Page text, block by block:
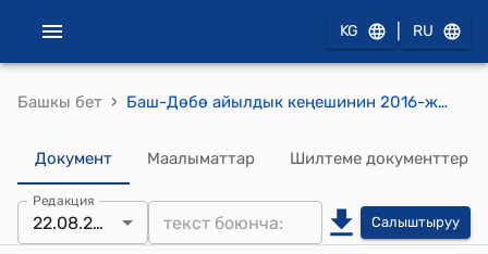
KG RU
Башкы бет › Баш-Дөбө айылдык кеңешинин 2016-жылдын 22-августундагы № 21/4 "Кыргыз Республикасынын Өкмөтүнө караштуу мамлекеттик каттоо департаментнин алдындагы калкты жана жарандарды каттоо кызматы менен Баш-Дөбө айыл өкмөтүнүн ортосунда түзүлгөн келишимди бекитүү жөнүндө" токтому
Документ Маалыматтар Шилтеме документтер
Редакция
22.08.2016 Салыштыруу